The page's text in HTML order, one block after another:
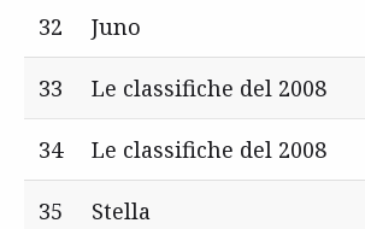
32 Juno
33 Le classifiche del 2008
34 Le classifiche del 2008
35 Stella